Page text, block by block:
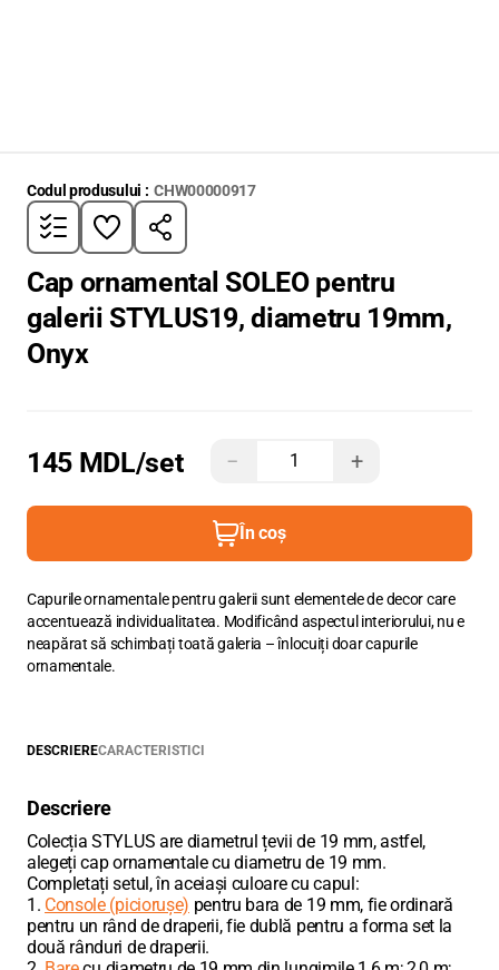
Codul produsului : CHW00000917
Cap ornamental SOLEO pentru
galerii STYLUS19, diametru 19mm,
Onyx
145 MDL/set − +
În coș
Capurile ornamentale pentru galerii sunt elementele de decor care
accentuează individualitatea. Modificând aspectul interiorului, nu e
neapărat să schimbați toată galeria – înlocuiți doar capurile
ornamentale.
DESCRIERECARACTERISTICI
Descriere
Colecția STYLUS are diametrul țevii de 19 mm, astfel,
alegeți cap ornamentale cu diametru de 19 mm.
Completați setul, în aceiași culoare cu capul:
1. Console (piciorușe) pentru bara de 19 mm, fie ordinară
pentru un rând de draperii, fie dublă pentru a forma set la
două rânduri de draperii.